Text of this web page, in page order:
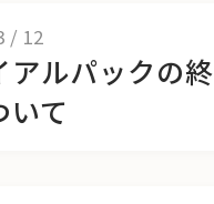
/ 12
アルパックの終
いて